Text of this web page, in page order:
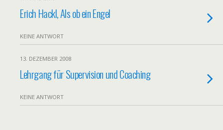
Erich Hackl, Als ob ein Engel
KEINE ANTWORT
13. DEZEMBER 2008
Lehrgang für Supervision und Coaching
KEINE ANTWORT